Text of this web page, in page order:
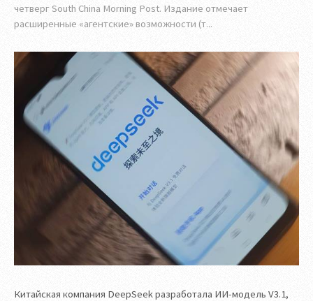
четверг South China Morning Post. Издание отмечает
расширенные «агентские» возможности (т...
Китайская компания DeepSeek разработала ИИ-модель V3.1,